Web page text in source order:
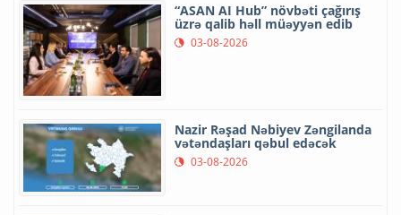
“ASAN AI Hub” növbəti çağırış
üzrə qalib həll müəyyən edib
03-08-2026
Nazir Rəşad Nəbiyev Zəngilanda
vətəndaşları qəbul edəcək
03-08-2026